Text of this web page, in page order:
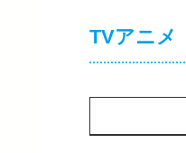
TVアニメ